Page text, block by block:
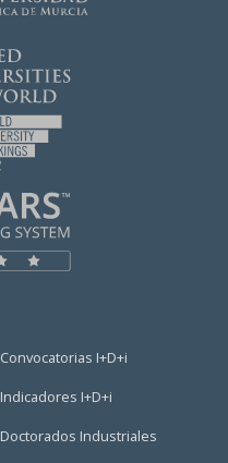
Convocatorias I+D+i
Indicadores I+D+i
Doctorados Industriales